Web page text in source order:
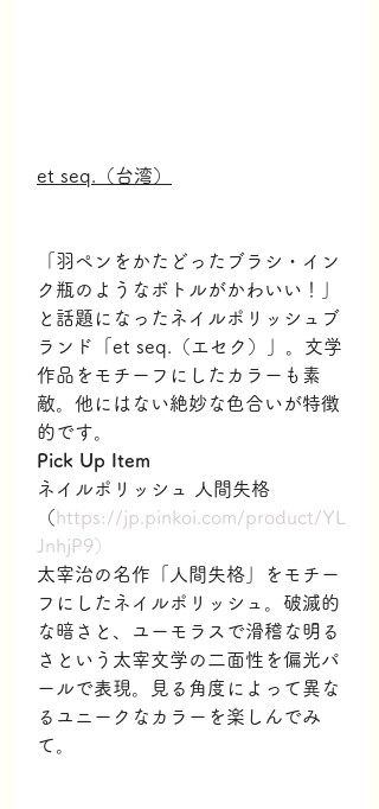
et seq.（台湾）
「羽ペンをかたどったブラシ・イン
ク瓶のようなボトルがかわいい！」
と話題になったネイルポリッシュブ
ランド「et seq.（エセク）」。文学
作品をモチーフにしたカラーも素
敵。他にはない絶妙な色合いが特徴
的です。
Pick Up Item
ネイルポリッシュ 人間失格
（ https://jp.pinkoi.com/product/YL
JnhjP9）
太宰治の名作「人間失格」をモチー
フにしたネイルポリッシュ。破滅的
な暗さと、ユーモラスで滑稽な明る
さという太宰文学の二面性を偏光パ
ールで表現。見る角度によって異な
るユニークなカラーを楽しんでみ
て。